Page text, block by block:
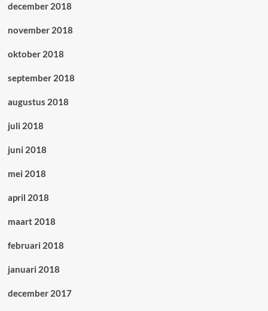
december 2018
november 2018
oktober 2018
september 2018
augustus 2018
juli 2018
juni 2018
mei 2018
april 2018
maart 2018
februari 2018
januari 2018
december 2017